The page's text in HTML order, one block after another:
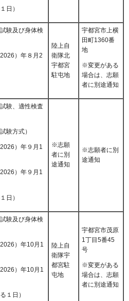
日）
験及び身体検
）年８月2
陸上自
衛隊北
宇都宮
駐屯地
宇都宮市上横
田町1360番
地
※変更がある
場合は、志願
者に別途通知
験、適性検査
験方式）
）年９月1
）年９月1
日）
※志願
者に別
途通知
※志願者に別
途通知
験及び身体検
）年10月1
）年10月1
１日）
陸上自
衛隊宇
都宮駐
屯地
宇都宮市茂原
1丁目5番45
号
※変更がある
場合は、志願
者に別途通知